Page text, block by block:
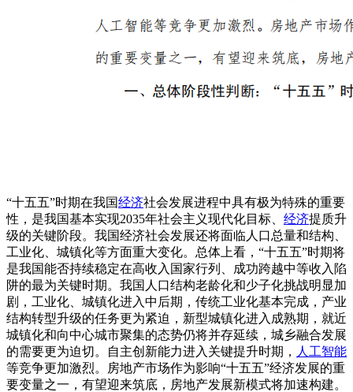
“十五五”时期在我国经济社会发展进程中具有极为特殊的重要
性，是我国基本实现2035年社会主义现代化目标、 经济提质升
级的关键阶段。我国经济社会发展还将面临人口总量和结构、
工业化、城镇化等方面重大变化。总体上看，“十五五”时期将
是我国能否持续稳定在高收入国家行列、成功跨越中等收入陷
阱的最为关键时期。我国人口结构老龄化和少子化挑战明显加
剧，工业化、城镇化进入中后期，传统工业化基本完成，产业
结构转型升级的任务更为紧迫，新型城镇化进入成熟期，就近
城镇化和向中心城市聚集的态势仍将并存延续，城乡融合发展
的需要更为迫切。自主创新能力进入关键提升时期， 人工智能
等竞争更加激烈。房地产市场作为影响“十五五”经济发展的重
要变量之一，有望迎来筑底，房地产发展新模式将加速构建。